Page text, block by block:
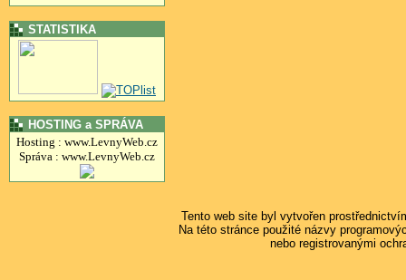
STATISTIKA
HOSTING a SPRÁVA
Hosting : www.LevnyWeb.cz
Správa : www.LevnyWeb.cz
Tento web site byl vytvořen
Na této stránce použité názvy
nebo registrovanými